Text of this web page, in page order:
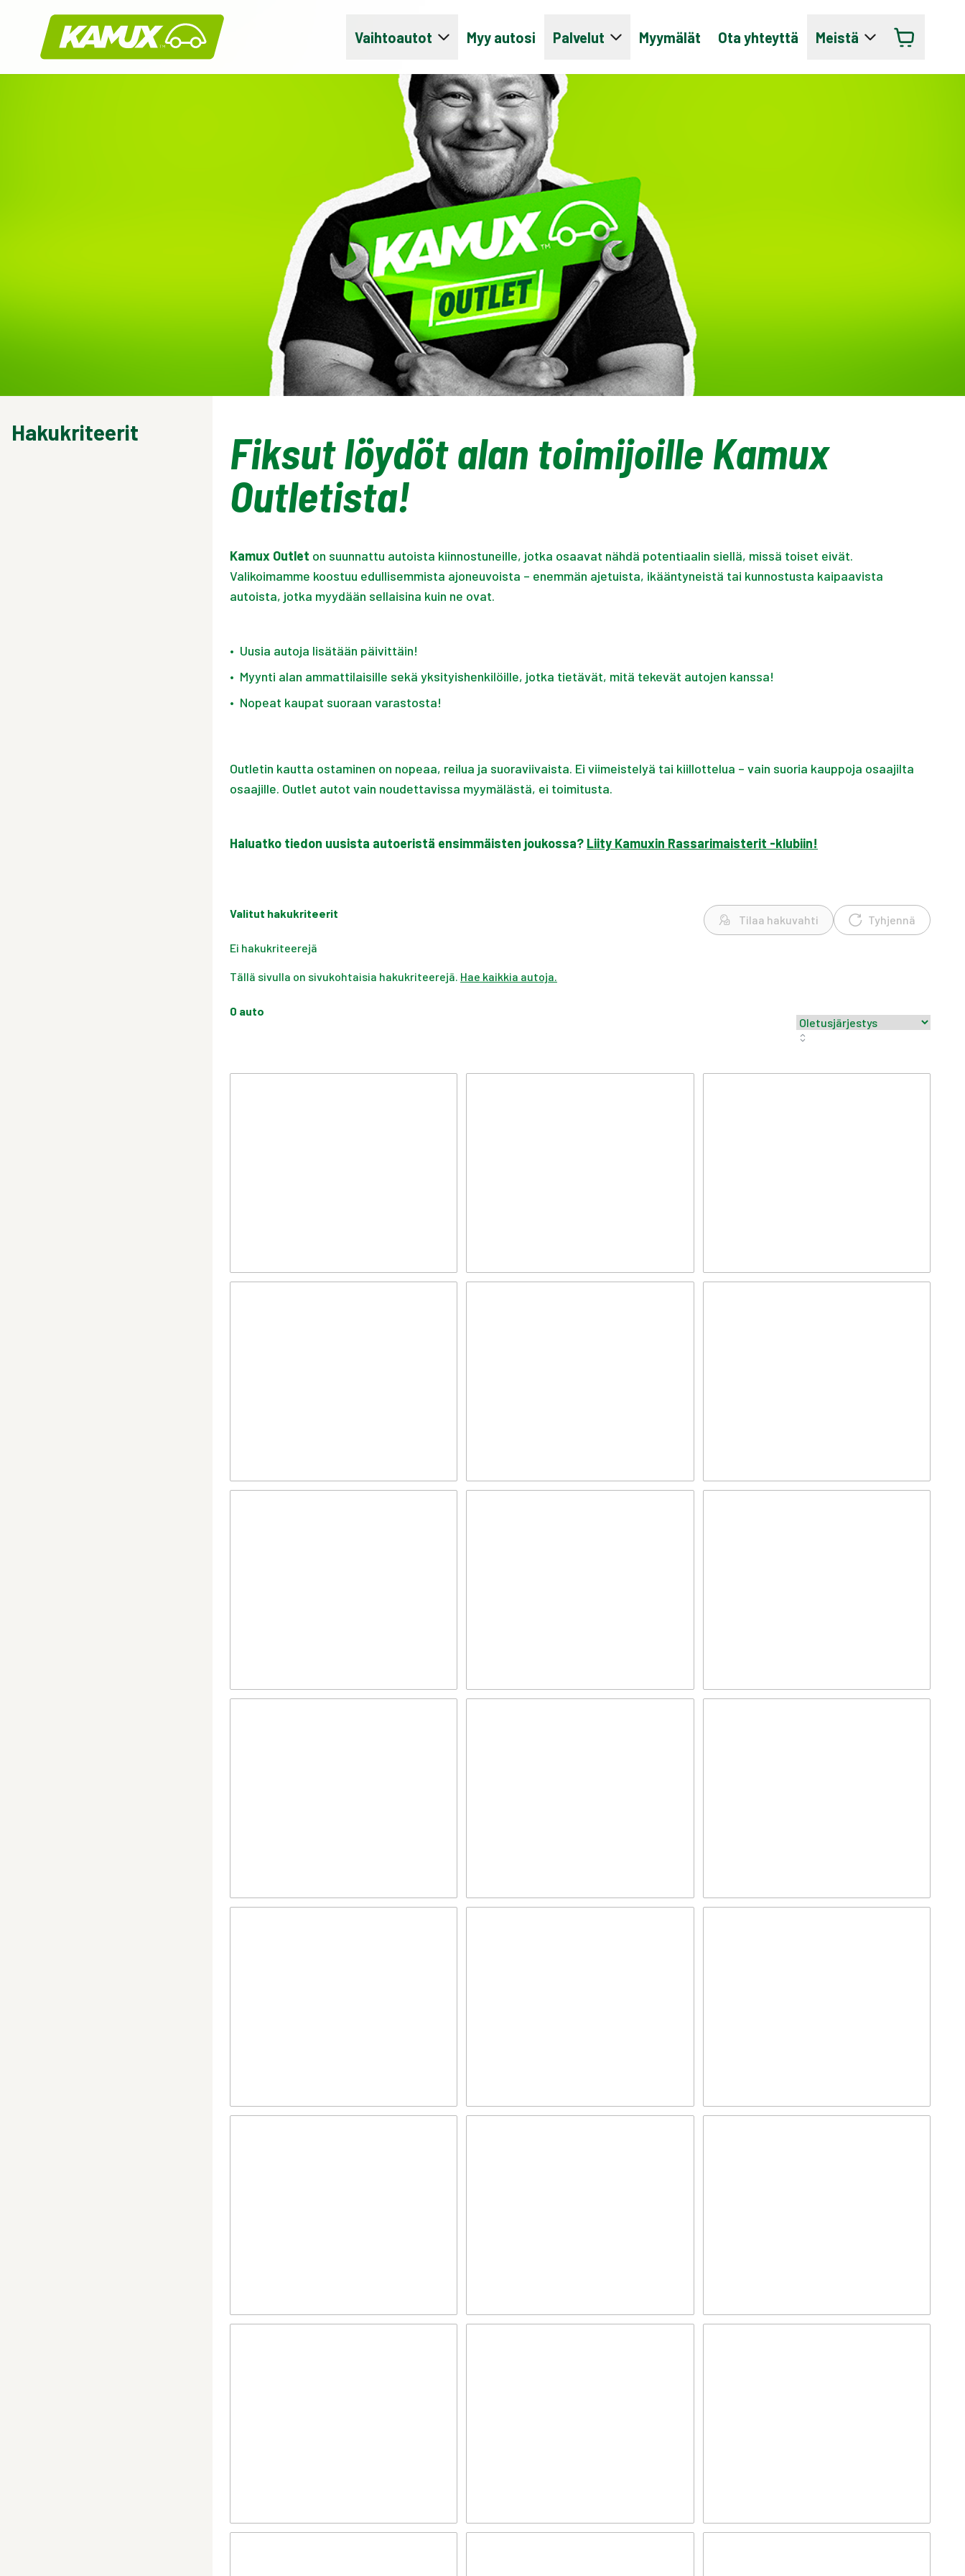
Kamux
Vaihtoautot Myy autosi Palvelut Myymälät Ota yhteyttä Meistä
Hakukriteerit
Fiksut löydöt alan toimijoille Kamux
Outletista!
Kamux Outlet on suunnattu autoista kiinnostuneille, jotka osaavat nähdä potentiaalin siellä, missä toiset eivät.
Valikoimamme koostuu edullisemmista ajoneuvoista – enemmän ajetuista, ikääntyneistä tai kunnostusta kaipaavista
autoista, jotka myydään sellaisina kuin ne ovat.
• Uusia autoja lisätään päivittäin!
• Myynti alan ammattilaisille sekä yksityishenkilöille, jotka tietävät, mitä tekevät autojen kanssa!
• Nopeat kaupat suoraan varastosta!
Outletin kautta ostaminen on nopeaa, reilua ja suoraviivaista. Ei viimeistelyä tai kiillottelua – vain suoria kauppoja osaajilta
osaajille. Outlet autot vain noudettavissa myymälästä, ei toimitusta.
Haluatko tiedon uusista autoeristä ensimmäisten joukossa? Liity Kamuxin Rassarimaisterit -klubiin!
Valitut hakukriteerit
Ei hakukriteerejä
Tilaa hakuvahti Tyhjennä
Tällä sivulla on sivukohtaisia hakukriteerejä. Hae kaikkia autoja.
0 auto